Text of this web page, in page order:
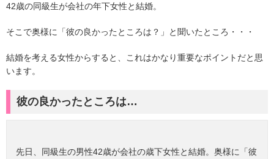
42歳の同級生が会社の年下女性と結婚。
そこで奥様に「彼の良かったところは？」と聞いたところ・・・
結婚を考える女性からすると、これはかなり重要なポイントだと思
います。
彼の良かったところは…
先日、同級生の男性42歳が会社の歳下女性と結婚。奥様に「彼